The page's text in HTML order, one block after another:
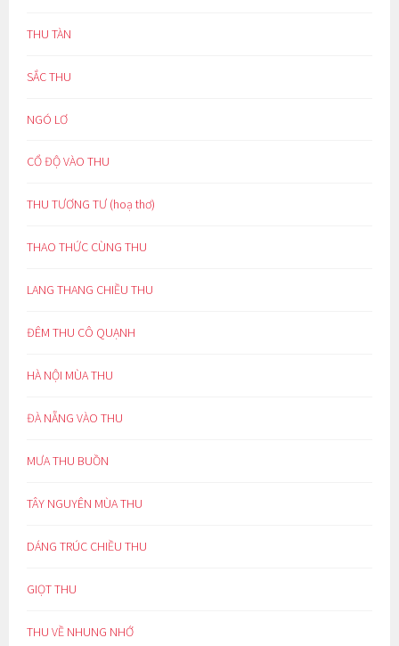
THU TÀN
SẮC THU
NGÓ LƠ
CỔ ĐỘ VÀO THU
THU TƯƠNG TƯ (hoạ thơ)
THAO THỨC CÙNG THU
LANG THANG CHIỀU THU
ĐÊM THU CÔ QUẠNH
HÀ NỘI MÙA THU
ĐÀ NẴNG VÀO THU
MƯA THU BUỒN
TÂY NGUYÊN MÙA THU
DÁNG TRÚC CHIỀU THU
GIỌT THU
THU VỀ NHUNG NHỚ